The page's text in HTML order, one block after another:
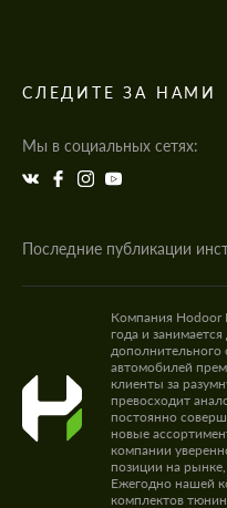
СЛЕДИТЕ ЗА НАМИ
Мы в социальных сетях:
Последние публикации
Компания Hodoor
года и
дополнительного
автомобилей
клиенты за
превосходит
постоянно
новые
компании
позиции на
Ежегодно нашей
комплектов